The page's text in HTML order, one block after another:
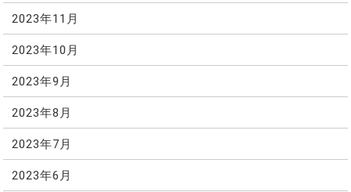
2023年11月
2023年10月
2023年9月
2023年8月
2023年7月
2023年6月